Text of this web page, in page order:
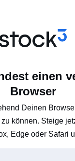
einen
Browser
Deinen
können. Steige
Edge oder Safari